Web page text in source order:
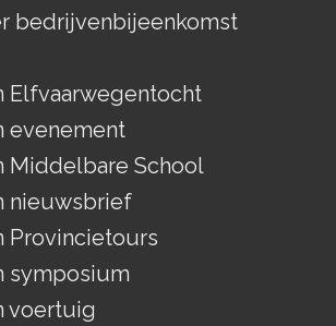
bedrijvenbijeenkomst
Elfvaarwegentocht
evenement
Middelbare School
nieuwsbrief
Provincietours
symposium
voertuig